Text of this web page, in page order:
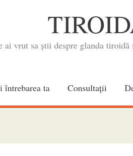
ai vrut sa știi despre glanda
întrebarea ta Consultaţii